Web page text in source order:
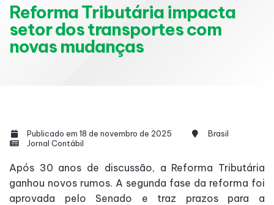
Reforma Tributária impacta
setor dos transportes com
novas mudanças
Publicado em 18 de novembro de 2025
Brasil
Jornal Contábil
Após 30 anos de discussão, a Reforma Tributária
ganhou novos rumos. A segunda fase da reforma foi
aprovada pelo Senado e traz prazos para a